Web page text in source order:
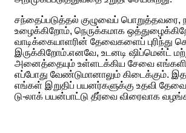
சந்தைப்படுத்தல் குழுவைப் பொறுத்தவரை,
உழைக்கிறோம், நெருக்கமாக
வாடிக்கையாளரின் தேவைகளைப் புரிந்து
இருக்கிறோம்.எனவே, உடனடி ஷிப்மென்ட்
அனைத்தையும் உள்ளடக்கிய சேவை
எப்போது வேண்டுமானாலும் கிடைக்கும்.
எங்கள் இறுதிப் பயனர்களுக்கு உதவி
டு-லாக் பயன்பாட்டு தீர்வை விரைவாக வழங்க